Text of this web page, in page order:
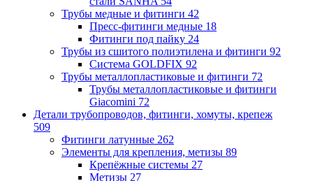
Трубы медные и фитинги 42
Пресс-фитинги медные 18
Фитинги под пайку 24
Трубы из сшитого полиэтилена и фитинги 92
Система GOLDFIX 92
Трубы металлопластиковые и фитинги 72
Трубы металлопластиковые и фитинги
Giacomini 72
Детали трубопроводов, фитинги, хомуты, крепеж
509
Фитинги латунные 262
Элементы для крепления, метизы 89
Крепёжные системы 27
Метизы 27